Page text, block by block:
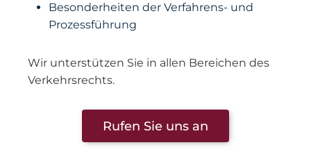
Besonderheiten der Verfahrens- und
Prozessführung
Wir unterstützen Sie in allen Bereichen des
Verkehrsrechts.
Rufen Sie uns an